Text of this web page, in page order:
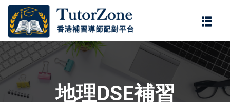
地理DSE補習
登錄